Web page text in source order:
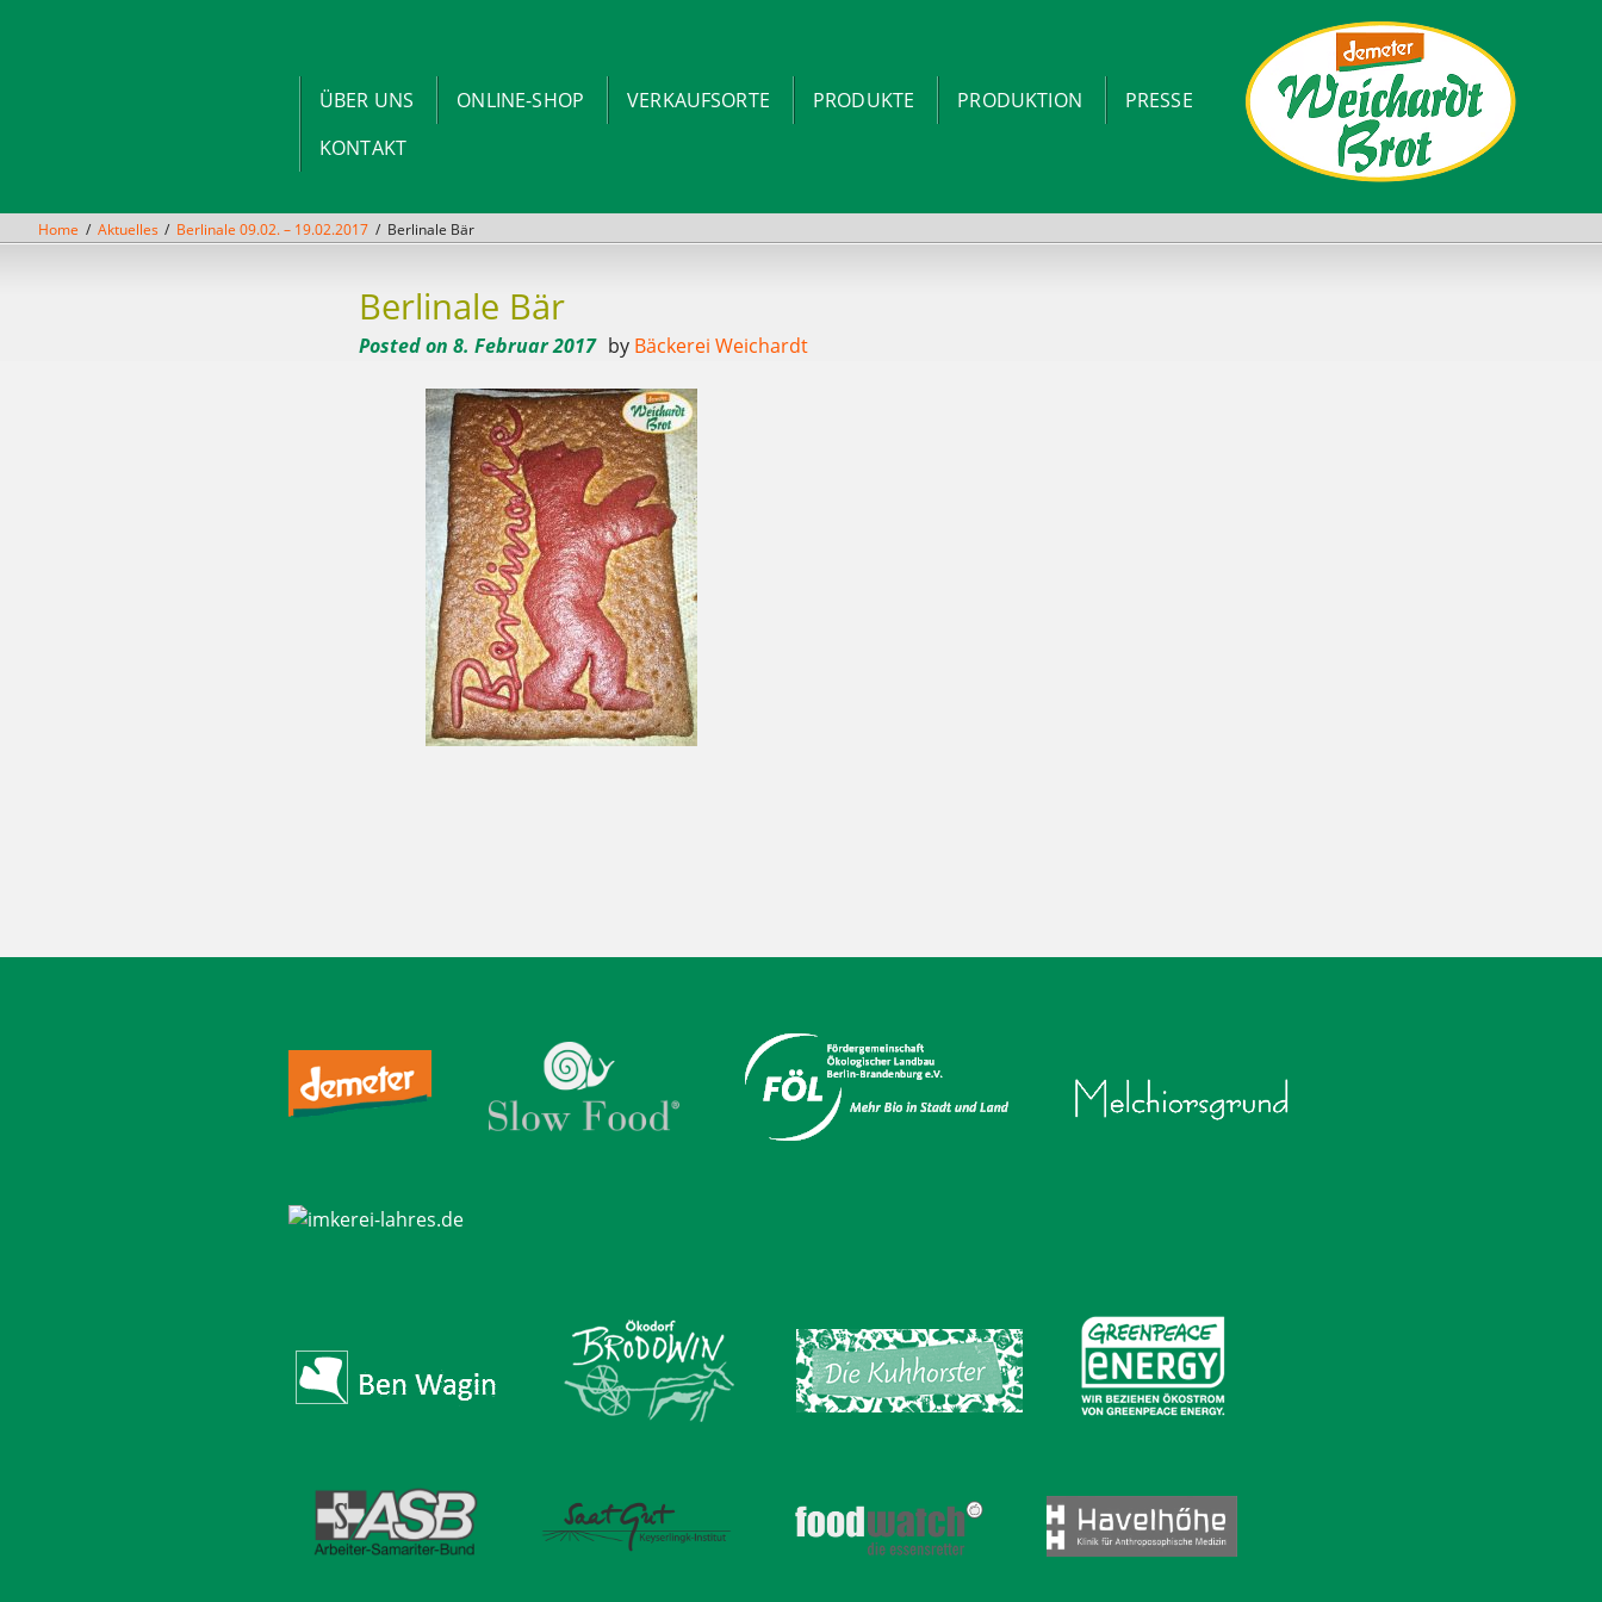
ÜBER UNS
ONLINE-SHOP VERKAUFSORTE PRODUKTE PRODUKTION
PRESSE
KONTAKT
Home Aktuelles Berlinale 09.02. – 19.02.2017 Berlinale Bär
Berlinale Bär
Posted on 8. Februar 2017 by Bäckerei Weichardt